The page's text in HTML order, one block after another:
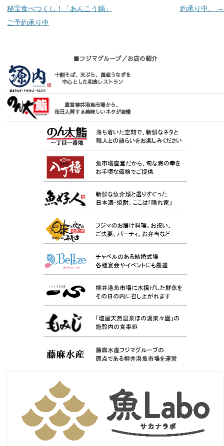
秘宝食べつくし！「あんこう鍋」
ご予約承り中
約承り中。
→
■フジマグループ／お店の紹介
十割そば、天ぷら、国産うなぎを
中心とした和食レストラン
直営柳井港魚市場から、
毎日入荷する美味しいネタが自慢